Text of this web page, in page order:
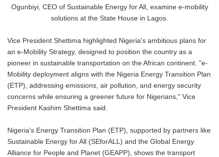
Ogunbiyi, CEO of Sustainable Energy for All, examine e-mobility
solutions at the State House in Lagos.
Vice President Shettima highlighted Nigeria's ambitious plans for
an e-Mobility Strategy, designed to position the country as a
pioneer in sustainable transportation on the African continent. "e-
Mobility deployment aligns with the Nigeria Energy Transition Plan
(ETP), addressing emissions, air pollution, and energy security
concerns while ensuring a greener future for Nigerians," Vice
President Kashim Shettima said.
Nigeria's Energy Transition Plan (ETP), supported by partners like
Sustainable Energy for All (SEforALL) and the Global Energy
Alliance for People and Planet (GEAPP), shows the transport